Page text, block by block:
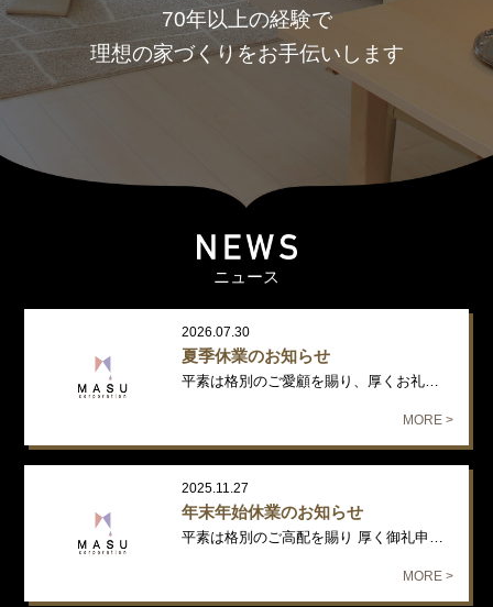
70年以上の経験で
理想の家づくりをお手伝いします
ニュース
2026.07.30
夏季休業のお知らせ
MORE >
2025.11.27
年末年始休業のお知らせ
MORE >